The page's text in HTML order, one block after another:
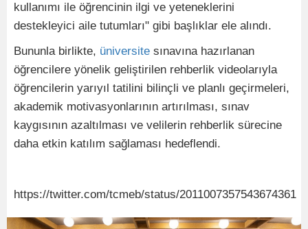
kullanımı ile öğrencinin ilgi ve yeteneklerini
destekleyici aile tutumları" gibi başlıklar ele alındı.
Bununla birlikte, üniversite sınavına hazırlanan
öğrencilere yönelik geliştirilen rehberlik videolarıyla
öğrencilerin yarıyıl tatilini bilinçli ve planlı geçirmeleri,
akademik motivasyonlarının artırılması, sınav
kaygısının azaltılması ve velilerin rehberlik sürecine
daha etkin katılım sağlaması hedeflendi.
https://twitter.com/tcmeb/status/2011007357543674361